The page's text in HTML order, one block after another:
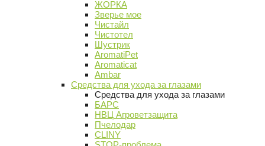
ЖОРКА
Зверье мое
Чистайл
Чистотел
Шустрик
AromatiPet
Aromaticat
Ambar
Средства для ухода за глазами
Средства для ухода за глазами
БАРС
НВЦ Агроветзащита
Пчелодар
CLINY